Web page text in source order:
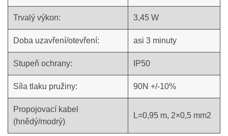
Trvalý výkon: 3,45 W
Doba uzavření/otevření: asi 3 minuty
Stupeň ochrany: IP50
Síla tlaku pružiny: 90N ​​​​+/-10%
Propojovací kabel
(hnědý/modrý)
L=0,95 m, 2×0,5 mm2